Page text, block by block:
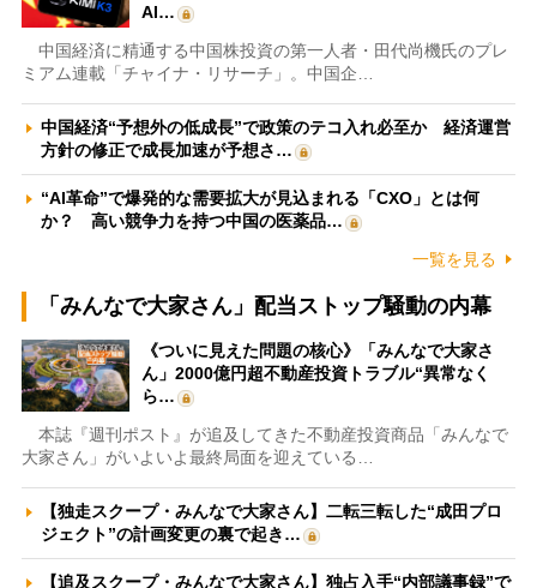
AI…
中国経済に精通する中国株投資の第一人者・田代尚機氏のプレ
ミアム連載「チャイナ・リサーチ」。中国企…
中国経済“予想外の低成長”で政策のテコ入れ必至か 経済運営
方針の修正で成長加速が予想さ…
“AI革命”で爆発的な需要拡大が見込まれる「CXO」とは何
か？ 高い競争力を持つ中国の医薬品…
一覧を見る
「みんなで大家さん」配当ストップ騒動の内幕
《ついに見えた問題の核心》「みんなで大家さ
ん」2000億円超不動産投資トラブル“異常なく
ら…
本誌『週刊ポスト』が追及してきた不動産投資商品「みんなで
大家さん」がいよいよ最終局面を迎えている…
【独走スクープ・みんなで大家さん】二転三転した“成田プロ
ジェクト”の計画変更の裏で起き…
【追及スクープ・みんなで大家さん】独占入手“内部議事録”で